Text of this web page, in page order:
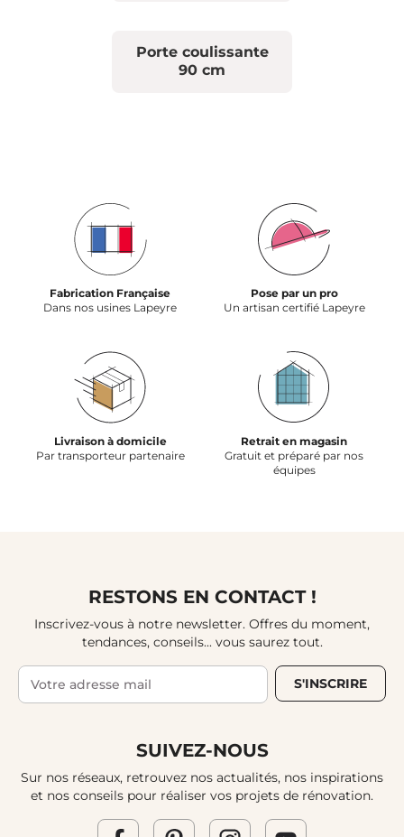
Porte coulissante
90 cm
Fabrication Française
Dans nos usines Lapeyre
Pose par un pro
Un artisan certifié Lapeyre
Livraison à domicile
Par transporteur partenaire
Retrait en magasin
Gratuit et préparé par nos
équipes
RESTONS EN CONTACT !
Inscrivez-vous à notre newsletter. Offres du moment,
tendances, conseils... vous saurez tout.
S'INSCRIRE
SUIVEZ-NOUS
Sur nos réseaux, retrouvez nos actualités, nos inspirations
et nos conseils pour réaliser vos projets de rénovation.